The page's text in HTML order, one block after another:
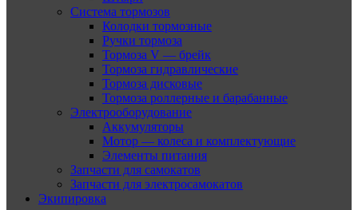
Система тормозов
Колодки тормозные
Ручки тормоза
Тормоза V — брейк
Тормоза гидравлические
Тормоза дисковые
Тормоза роллерные и барабанные
Электрооборудование
Аккумуляторы
Мотор — колеса и комплектующие
Элементы питания
Запчасти для самокатов
Запчасти для электросамокатов
Экипировка